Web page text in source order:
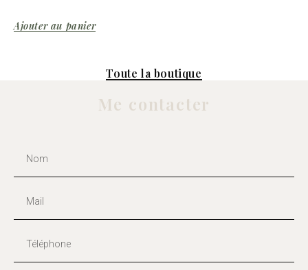
Ajouter au panier
Toute la boutique
Me contacter